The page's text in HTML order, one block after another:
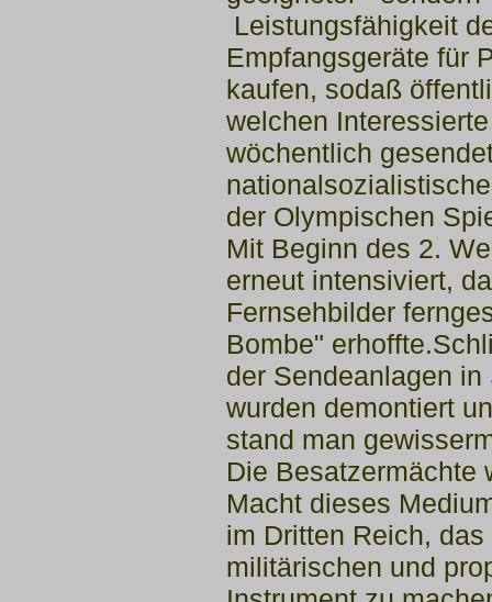
Leistungsfähigkeit
Empfangsgeräte für
kaufen, sodaß
welchen
wöchentlich
der Olympischen
Mit Beginn des 2.
erneut intensiviert,
Fernsehbilder
Bombe" erhoffte.
der Sendeanlagen in
wurden demontiert
stand man
Die Besatzermächte
Macht dieses
im Dritten Reich, das
militärischen und